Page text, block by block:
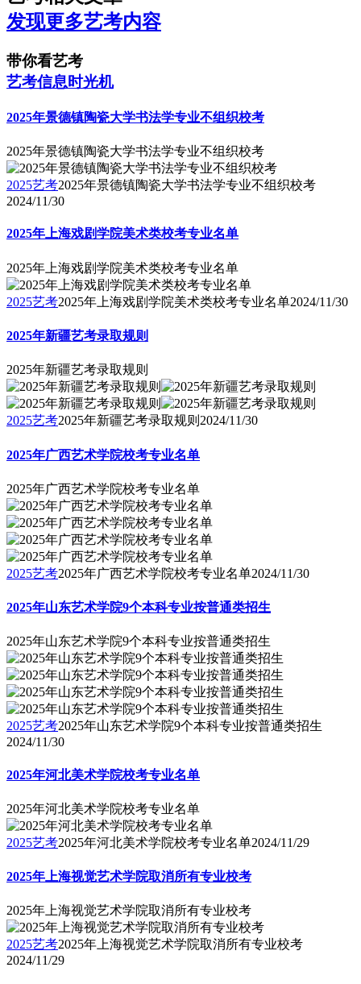
发现更多艺考内容
带你看艺考
艺考信息时光机
2025年景德镇陶瓷大学书法学专业不组织校考
2025年景德镇陶瓷大学书法学专业不组织校考
2025艺考2025年景德镇陶瓷大学书法学专业不组织校考
2024/11/30
2025年上海戏剧学院美术类校考专业名单
2025年上海戏剧学院美术类校考专业名单
2025艺考2025年上海戏剧学院美术类校考专业名单2024/11/30
2025年新疆艺考录取规则
2025年新疆艺考录取规则
2025艺考2025年新疆艺考录取规则 2024/11/30
2025年广西艺术学院校考专业名单
2025年广西艺术学院校考专业名单
2025艺考2025年广西艺术学院校考专业名单2024/11/30
2025年山东艺术学院9个本科专业按普通类招生
2025年山东艺术学院9个本科专业按普通类招生
2025艺考2025年山东艺术学院9个本科专业按普通类招生
2024/11/30
2025年河北美术学院校考专业名单
2025年河北美术学院校考专业名单
2025艺考2025年河北美术学院校考专业名单2024/11/29
2025年上海视觉艺术学院取消所有专业校考
2025年上海视觉艺术学院取消所有专业校考
2025艺考2025年上海视觉艺术学院取消所有专业校考
2024/11/29